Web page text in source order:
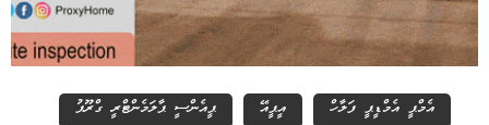
އެމްޕީ އެމްޑީޕީ ފަލާހް އީޕީއޭ
ޕީއެންސީ ޕާލަމެންޓްރީ ގްރޫޕު